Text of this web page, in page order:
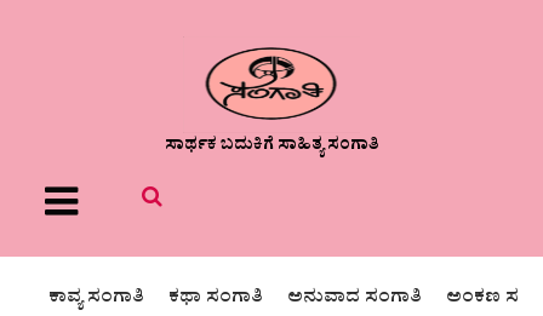
ಸಾರ್ಥಕ ಬದುಕಿಗೆ ಸಾಹಿತ್ಯ ಸಂಗಾತಿ
Menu
ಕಾವ್ಯ ಸಂಗಾತಿ ಕಥಾ ಸಂಗಾತಿ ಅನುವಾದ ಸಂಗಾತಿ ಅಂಕಣ